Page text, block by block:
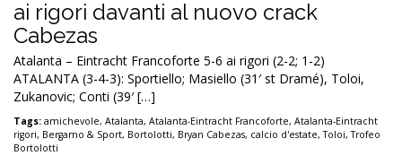
ai rigori davanti al nuovo crack
Cabezas
Atalanta – Eintracht Francoforte 5-6 ai rigori (2-2; 1-2)
ATALANTA (3-4-3): Sportiello; Masiello (31′ st Dramé), Toloi,
Zukanovic; Conti (39′ […]
Tags: amichevole, Atalanta, Atalanta-Eintracht Francoforte, Atalanta-Eintracht
rigori, Bergamo & Sport, Bortolotti, Bryan Cabezas, calcio d'estate,Toloi,Trofeo
Bortolotti